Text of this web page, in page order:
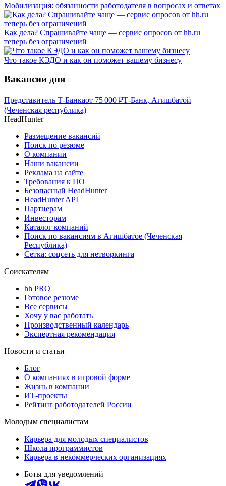
Мобилизация: обязанности работодателя в вопросах и ответах
Как дела? Спрашивайте чаще — сервис опросов от hh.ru
теперь без ограничений
Что такое КЭДО и как он поможет вашему бизнесу
Вакансии дня
Представитель Т-Банкаот 75 000 ₽Т-Банк, Агишбатой
(Чеченская республика)
HeadHunter
Размещение вакансий
Поиск по резюме
О компании
Наши вакансии
Реклама на сайте
Требования к ПО
Безопасный HeadHunter
HeadHunter API
Партнерам
Инвесторам
Каталог компаний
Поиск по вакансиям в Агишбатое (Чеченская
Республика)
Сетка: соцсеть для нетворкинга
Соискателям
hh PRO
Готовое резюме
Все сервисы
Хочу у вас работать
Производственный календарь
Экспертная рекомендация
Новости и статьи
Блог
О компаниях в игровой форме
Жизнь в компании
ИТ-проекты
Рейтинг работодателей России
Молодым специалистам
Карьера для молодых специалистов
Школа программистов
Карьера в некоммерческих организациях
Боты для уведомлений